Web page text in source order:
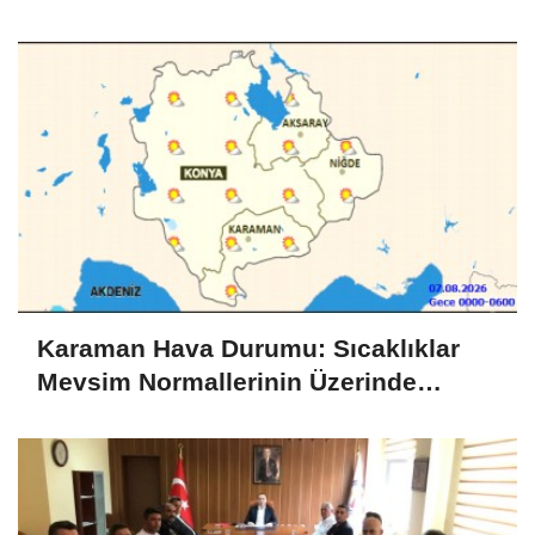
Karaman Hava Durumu: Sıcaklıklar
Mevsim Normallerinin Üzerinde